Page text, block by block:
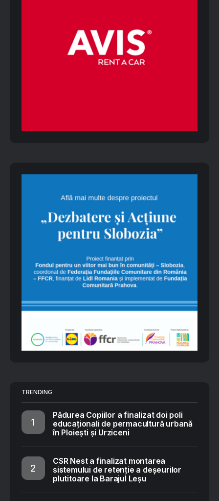
TRENDING
Pădurea Copiilor a finalizat doi poli
educaționali de permacultură urbană
în Ploiești și Urziceni
CSR Nest a finalizat montarea
sistemului de retenție a deșeurilor
plutitoare la Barajul Leșu